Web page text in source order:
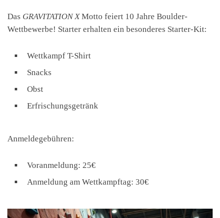
Das GRAVITATION XMotto feiert 10 Jahre Boulder-
Wettbewerbe! Starter erhalten ein besonderes Starter-Kit:
Wettkampf T-Shirt
Snacks
Obst
Erfrischungsgetränk
Anmeldegebühren:
Voranmeldung: 25€
Anmeldung am Wettkampftag: 30€